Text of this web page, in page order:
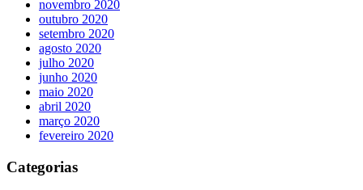
novembro 2020
outubro 2020
setembro 2020
agosto 2020
julho 2020
junho 2020
maio 2020
abril 2020
março 2020
fevereiro 2020
Categorias